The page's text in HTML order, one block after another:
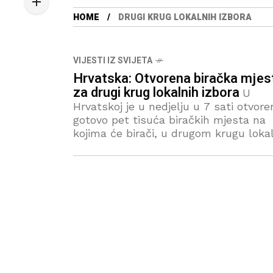
HOME DRUGI KRUG LOKALNIH IZBORA
VIJESTI IZ SVIJETA
Hrvatska: Otvorena biračka
za drugi krug lokalnih izbora U
Hrvatskoj je u nedjelju u 7 sati
gotovo pet tisuća biračkih mjesta na
kojima će birači, u drugom krugu
Zagreba i još